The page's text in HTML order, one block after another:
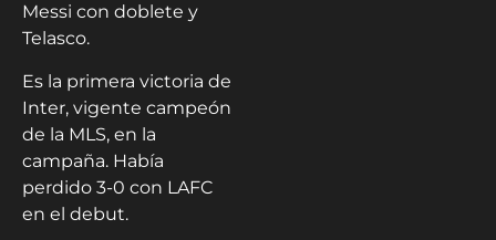
Messi con doblete y
Telasco.
Es la primera victoria de
Inter, vigente campeón
de la MLS, en la
campaña. Había
perdido 3-0 con LAFC
en el debut.